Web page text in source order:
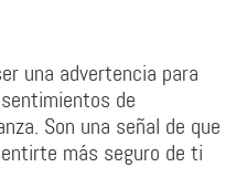
una advertencia para
de
Son una señal de que
más seguro de ti